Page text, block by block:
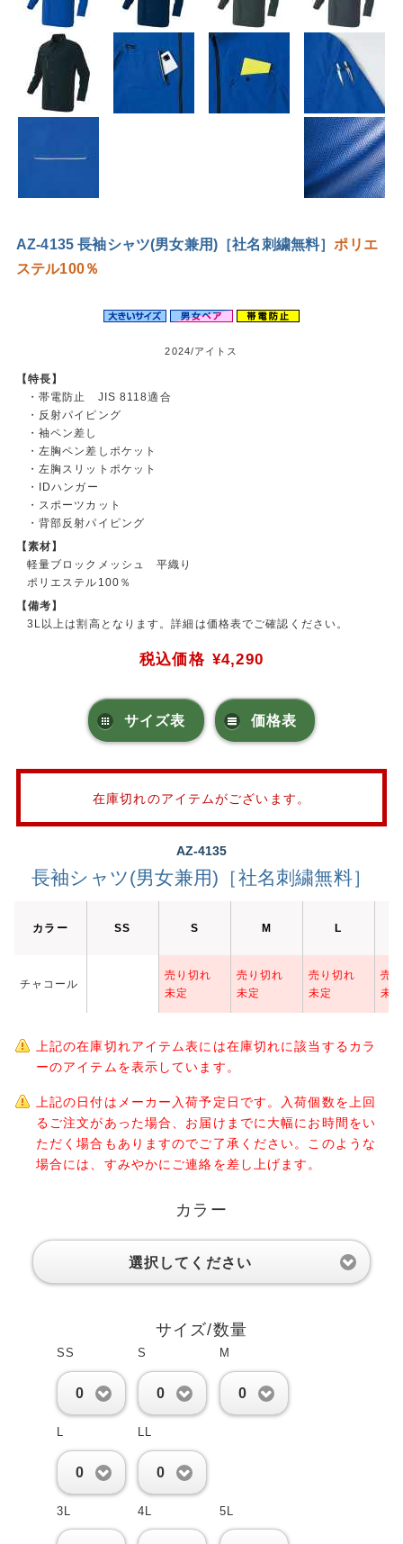
AZ-4135 長袖シャツ(男女兼用)［社名刺繍無料］ポリエ
ステル100％
2024/アイトス
【特長】
・帯電防止 JIS 8118適合
・反射パイピング
・袖ペン差し
・左胸ペン差しポケット
・左胸スリットポケット
・IDハンガー
・スポーツカット
・背部反射パイピング
【素材】
軽量ブロックメッシュ 平織り
ポリエステル100％
【備考】
3L以上は割高となります。詳細は価格表でご確認ください。
税込価格 ¥4,290
サイズ表 価格表
在庫切れのアイテムがございます。
AZ-4135
長袖シャツ(男女兼用)［社名刺繍無料］
カラー SS S M L
チャコール
売り切れ
未定
売り切れ
未定
売り切れ
未定
売
未定
上記の在庫切れアイテム表には在庫切れに該当するカラ
ーのアイテムを表示しています。
上記の日付はメーカー入荷予定日です。入荷個数を上回
るご注文があった場合、お届けまでに大幅にお時間をい
ただく場合もありますのでご了承ください。このような
場合には、すみやかにご連絡を差し上げます。
カラー
選択してください
サイズ/数量
SS
0
S
0
M
0
L
0
LL
0
3L 4L 5L